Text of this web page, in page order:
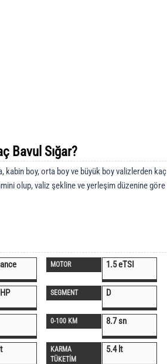
Bavul Sığar?
kabin boy, orta boy ve büyük boy valizlerden kaç
olup, valiz şekline ve yerleşim düzenine göre
MOTOR 1.5 eTSI
SEGMENT D
0-100 KM 8.7 sn
KARMA
TÜKETİM
5.4 lt